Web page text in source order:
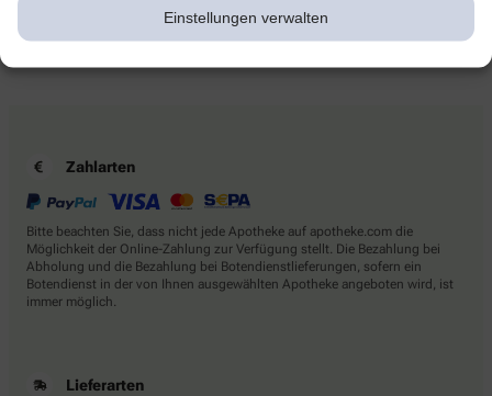
Einstellungen verwalten
Zahlarten
Bitte beachten Sie, dass nicht jede Apotheke auf apotheke.com die
Möglichkeit der Online-Zahlung zur Verfügung stellt. Die Bezahlung bei
Abholung und die Bezahlung bei Botendienstlieferungen, sofern ein
Botendienst in der von Ihnen ausgewählten Apotheke angeboten wird, ist
immer möglich.
Lieferarten